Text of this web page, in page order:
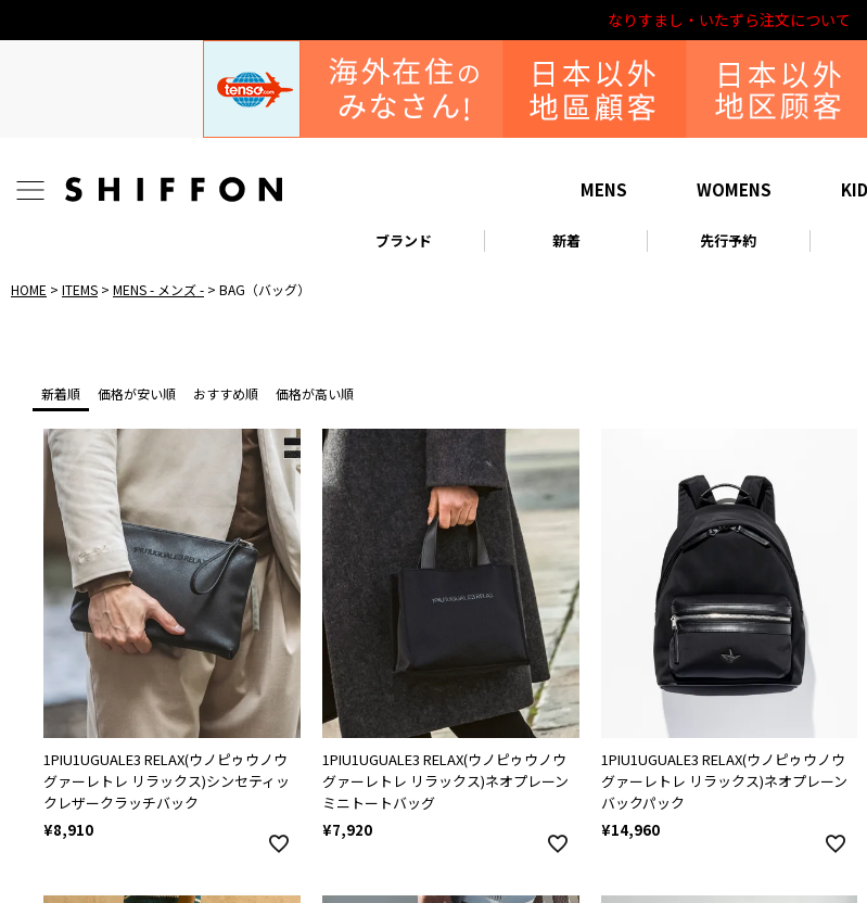
なりすまし・いたずら注文について
MENS WOMENS
ブランド 新着 先行予約
HOME ITEMS MENS - メンズ - BAG（バッグ）
新着順 価格が安い順 おすすめ順 価格が高い順
1PIU1UGUALE3 RELAX(ウノピゥウノウ
グァーレトレ リラックス)シンセティッ
クレザークラッチバック
¥8,910
1PIU1UGUALE3 RELAX(ウノピゥウノウ
グァーレトレ リラックス)ネオプレーン
ミニトートバッグ
¥7,920
1PIU1UGUALE3 RELAX(ウノピゥウノウ
グァーレトレ リラックス)ネオプレーン
バックパック
¥14,960